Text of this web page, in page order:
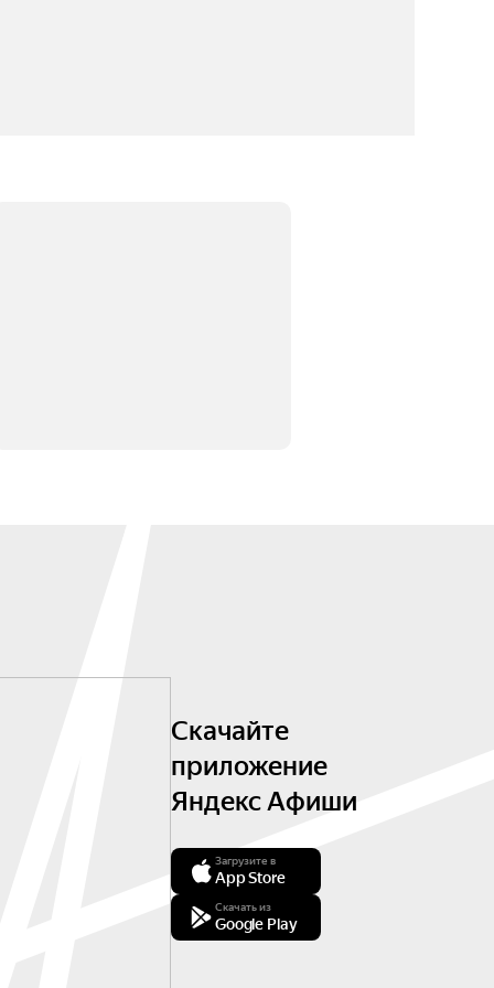
Скачайте
приложение
Яндекс Афиши
Загрузите в
App Store
Скачать из
Google Play